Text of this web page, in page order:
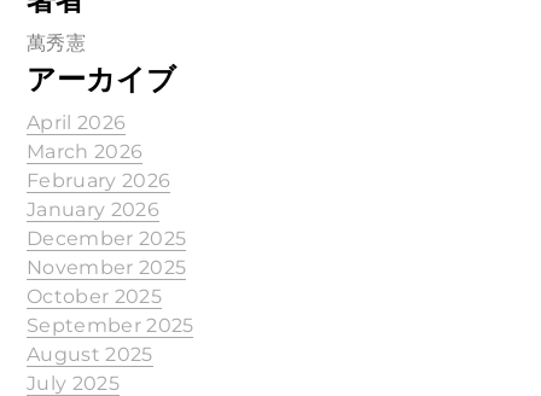
萬秀憲
アーカイブ
April 2026
March 2026
February 2026
January 2026
December 2025
November 2025
October 2025
September 2025
August 2025
July 2025